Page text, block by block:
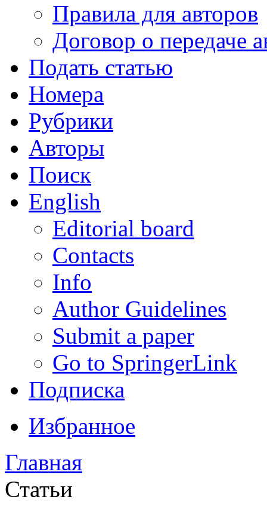
Правила для авторов
Договор о передаче
Подать статью
Номера
Рубрики
Авторы
Поиск
English
Editorial board
Contacts
Info
Author Guidelines
Submit a paper
Go to SpringerLink
Подписка
Избранное
Главная
Статьи